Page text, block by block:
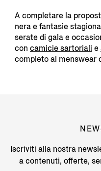
A completare la
nera e fantasie
serate di gala e
con camicie sartoriali e
completo al menswear
Iscriviti alla nostra
a contenuti, offerte,